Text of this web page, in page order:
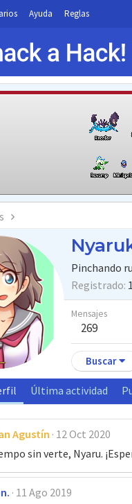
Ayuda Reglas
Pinchando
Registrado
Mensajes
269
Buscar
Última actividad
Agustín 12 Oct 2020
sin verte, Nyaru.
11 Ago 2019